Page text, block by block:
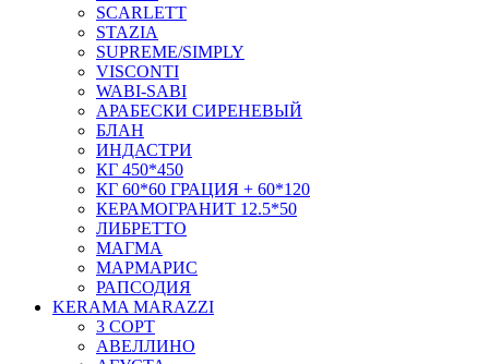
SCARLETT
STAZIA
SUPREME/SIMPLY
VISCONTI
WABI-SABI
АРАБЕСКИ СИРЕНЕВЫЙ
БЛАН
ИНДАСТРИ
КГ 450*450
КГ 60*60 ГРАЦИЯ + 60*120
КЕРАМОГРАНИТ 12.5*50
ЛИБРЕТТО
МАГМА
МАРМАРИС
РАПСОДИЯ
KERAMA MARAZZI
3 СОРТ
АВЕЛЛИНО